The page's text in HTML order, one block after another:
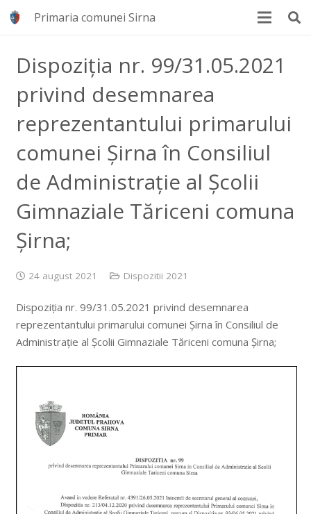
Primaria comunei Sirna
Dispoziția nr. 99/31.05.2021
privind desemnarea
reprezentantului primarului
comunei Șirna în Consiliul
de Administrație al Școlii
Gimnaziale Tăriceni comuna
Șirna;
24 august 2021 Dispozitii 2021
Dispoziția nr. 99/31.05.2021 privind desemnarea
reprezentantului primarului comunei Șirna în Consiliul de
Administrație al Școlii Gimnaziale Tăriceni comuna Șirna;